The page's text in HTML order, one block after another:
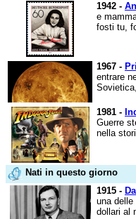
1942 -
e
fosti tu,
1967 -
entrare
1981 -
Guerre
nella
Nati in questo giorno
1915 -
una
dollari al